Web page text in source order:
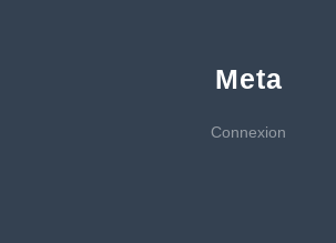
Meta
Connexion